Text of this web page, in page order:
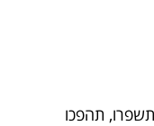
תהפכו